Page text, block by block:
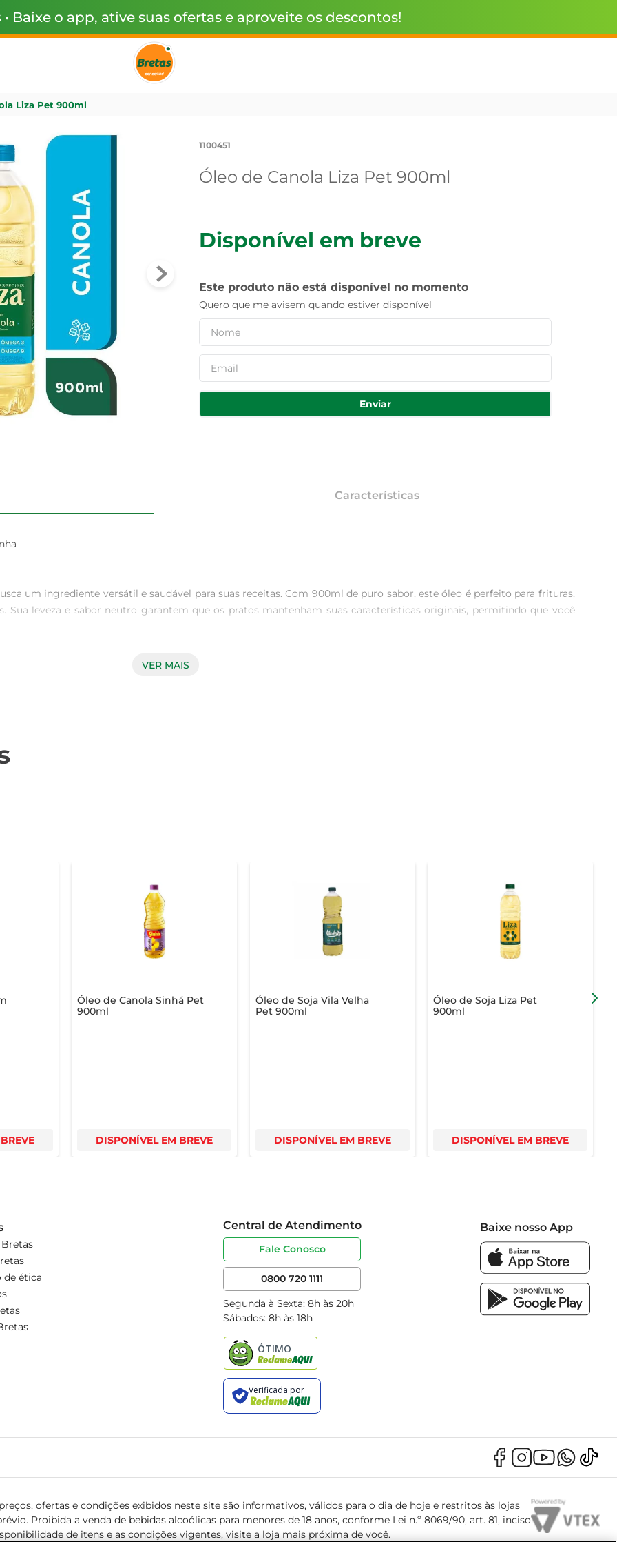
• Baixe o app, ative suas ofertas e aproveite os descontos!
Liza Pet 900ml
1100451
Óleo de Canola Liza Pet 900ml
Disponível em breve
Este produto não está disponível no momento
Quero que me avisem quando estiver disponível
Enviar
Características
um ingrediente versátil e saudável para suas receitas. Com 900ml de puro sabor, este óleo é perfeito para frituras,
Sua leveza e sabor neutro garantem que os pratos mantenham suas características originais, permitindo que você
permitindo que você utilize a quantidade ideal de óleo em suas receitas sem desperdícios. O bico dosador facilita a
VER MAIS
Óleo de Canola Sinhá Pet
900ml
DISPONÍVEL EM BREVE
Óleo de Soja Vila Velha
Pet 900ml
DISPONÍVEL EM BREVE
Óleo de Soja Liza Pet
900ml
DISPONÍVEL EM BREVE
de ética
Central de Atendimento
Fale Conosco
0800 720 1111
Segunda à Sexta: 8h às 20h
Sábados: 8h às 18h
Baixe nosso App
ofertas e condições exibidos neste site são informativos, válidos para o dia de hoje e restritos às lojas
Proibida a venda de bebidas alcoólicas para menores de 18 anos, conforme Lei n.º 8069/90, art. 81, inciso
de itens e as condições vigentes, visite a loja mais próxima de você.